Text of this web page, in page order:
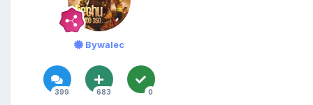
Bywalec
399 683 0